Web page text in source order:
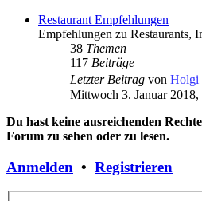
Restaurant Empfehlungen
Empfehlungen zu Restaurants,
38 Themen
117 Beiträge
Letzter Beitrag von Holgi
Mittwoch 3. Januar 2018,
Du hast keine ausreichenden
Forum zu sehen oder zu lesen.
Anmelden • Registrieren